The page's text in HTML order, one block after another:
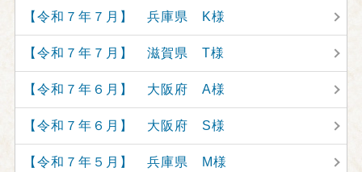
【令和７年７月】 兵庫県 K様
【令和７年７月】 滋賀県 T様
【令和７年６月】 大阪府 A様
【令和７年６月】 大阪府 S様
【令和７年５月】 兵庫県 M様